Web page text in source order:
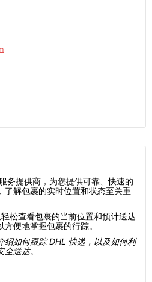
务提供商，为您提供可靠、快速的
了解包裹的实时位置和状态至关重
松查看包裹的当前位置和预计送达
便地掌握包裹的行踪。
绍如何跟踪 DHL 快递，以及如何利
送达。